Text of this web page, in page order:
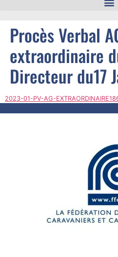
Procès Verbal
extraordinaire
Directeur du17
2023-01-PV-AG-